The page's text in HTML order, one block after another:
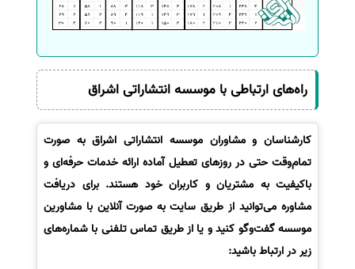
راه‌های ارتباطی با موسسه انتشاراتی اشراق
کارشناسان و مشاوران موسسه انتشاراتی اشراق به صورت
تمام‌وقت حتی در روزهای تعطیل آماده ارائه خدمات حرفه‌ای و
باکیفیت به مشتریان و کاربران خود هستند. برای دریافت
مشاوره می‌توانید از طریق سایت به صورت آنلاین با مشاورین
موسسه گفت‌وگو کنید و یا از طریق تماس تلفنی با شماره‌های
زیر در ارتباط باشید: